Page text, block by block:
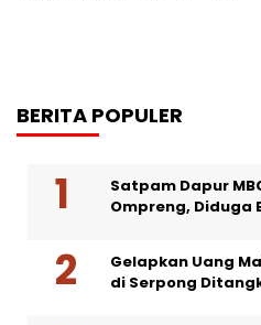
BERITA POPULER
Satpam Dapur
Ompreng, Diduga
Gelapkan Uang
di Serpong